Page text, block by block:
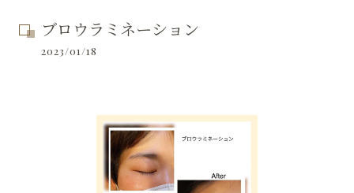
ブロウラミネーション
2023/01/18